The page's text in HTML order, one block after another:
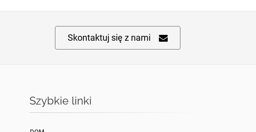
Skontaktuj się z nami
Szybkie linki